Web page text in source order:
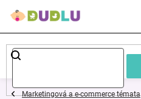
Dětské
a
Marketingová a e-commerce témata